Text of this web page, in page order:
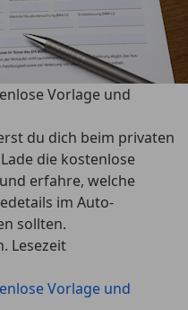
Vorlage und
du dich beim privaten
die kostenlose
erfahre, welche
im Auto-
sollten.
Lesezeit
Vorlage und